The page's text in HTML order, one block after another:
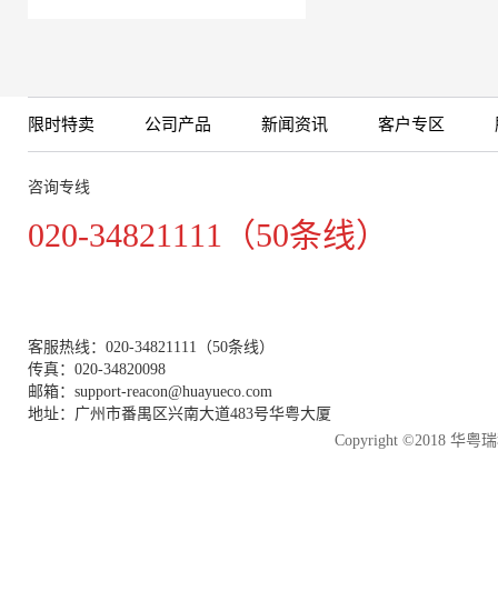
细胞培养瓶
More
限时特卖 公司产品 新闻资讯 客户专区
咨询专线
020-34821111（50条线）
客服热线：020-34821111（50条线）
传真：020-34820098
邮箱：support-reacon@huayueco.com
地址：广州市番禺区兴南大道483号华粤大厦
Copyright ©2018 华粤